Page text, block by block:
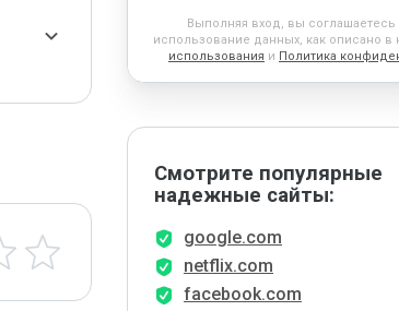
Выполняя вход, вы соглашаетесь
использование данных, как описано в
использования и Политика
Смотрите популярные
надежные сайты:
google.com
netflix.com
facebook.com